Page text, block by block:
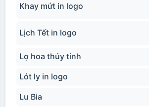
Khay mứt in logo
Lịch Tết in logo
Lọ hoa thủy tinh
Lót ly in logo
Lu Bia